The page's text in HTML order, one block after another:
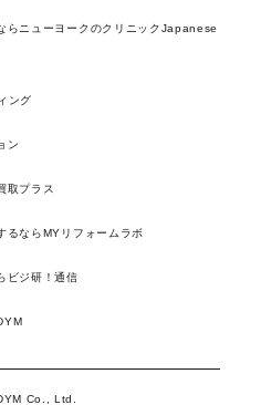
らニューヨークのクリニックJapanese
ング
ン
取プラス
るならMYリフォームラボ
ビジ研！通信
Co., Ltd.